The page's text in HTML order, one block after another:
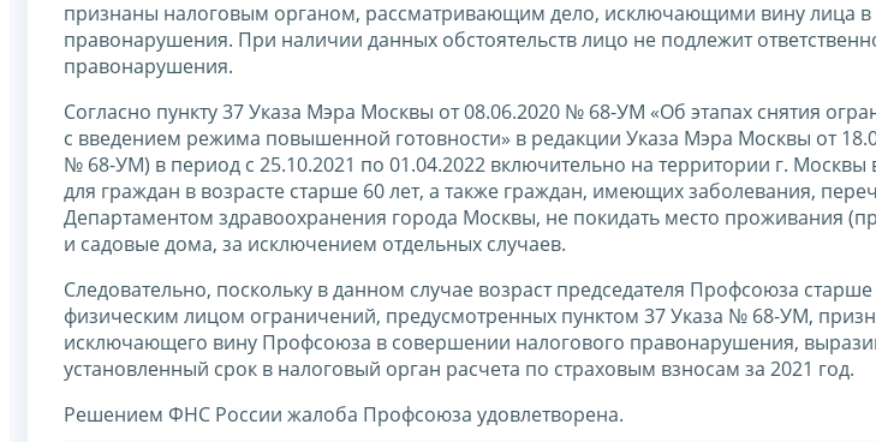
признаны налоговым органом, рассматривающим дело, исключающими вину лица в
правонарушения. При наличии данных обстоятельств лицо не подлежит
правонарушения.
Согласно пункту 37 Указа Мэра Москвы от 08.06.2020 № 68-УМ «Об этапах снятия
с введением режима повышенной готовности» в редакции Указа Мэра Москвы от
№ 68-УМ) в период с 25.10.2021 по 01.04.2022 включительно на территории г. Москвы
для граждан в возрасте старше 60 лет, а также граждан, имеющих заболевания,
Департаментом здравоохранения города Москвы, не покидать место проживания
и садовые дома, за исключением отдельных случаев.
Следовательно, поскольку в данном случае возраст председателя Профсоюза
физическим лицом ограничений, предусмотренных пунктом 37 Указа № 68-УМ,
исключающего вину Профсоюза в совершении налогового правонарушения,
установленный срок в налоговый орган расчета по страховым взносам за 2021 год.
Решением ФНС России жалоба Профсоюза удовлетворена.